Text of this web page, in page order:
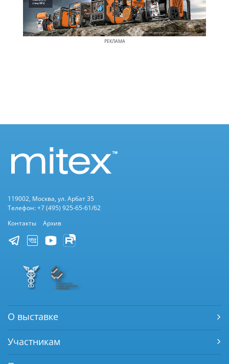
РЕКЛАМА
119002, Москва, ул. Арбат 35
Телефон: +7 (495) 925-65-61/62
Контакты
Архив
О выставке
Участникам